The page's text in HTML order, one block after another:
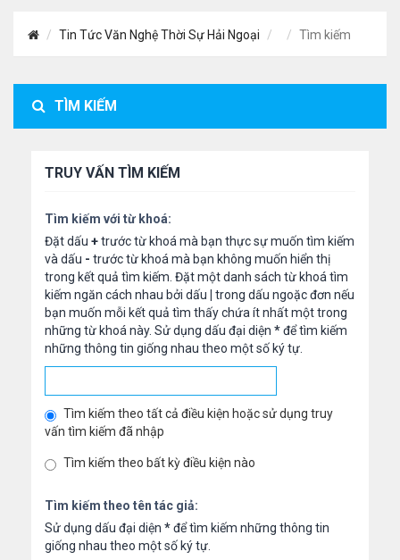
Tin Tức Văn Nghệ Thời Sự Hải Ngoại Tìm kiếm
TÌM KIẾM
TRUY VẤN TÌM KIẾM
Tìm kiếm với từ khoá:
Đặt dấu +trước từ khoá mà bạn thực sự muốn tìm kiếm
và dấu - trước từ khoá mà bạn không muốn hiển thị
trong kết quả tìm kiếm. Đặt một danh sách từ khoá tìm
kiếm ngăn cách nhau bởi dấu
trong dấu ngoặc đơn nếu
bạn muốn mỗi kết quả tìm thấy chứa ít nhất một trong
những từ khoá này. Sử dụng dấu đại diện *để tìm kiếm
những thông tin giống nhau theo một số ký tự.
Tìm kiếm theo tất cả điều kiện hoặc sử dụng truy
vấn tìm kiếm đã nhập
Tìm kiếm theo bất kỳ điều kiện nào
Tìm kiếm theo tên tác giả:
Sử dụng dấu đại diện *để tìm kiếm những thông tin
giống nhau theo một số ký tự.